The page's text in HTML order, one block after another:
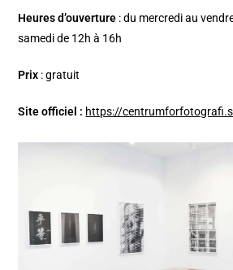
Heures d’ouverture : du mercredi au
samedi de 12h à 16h
Prix : gratuit
Site officiel : https://